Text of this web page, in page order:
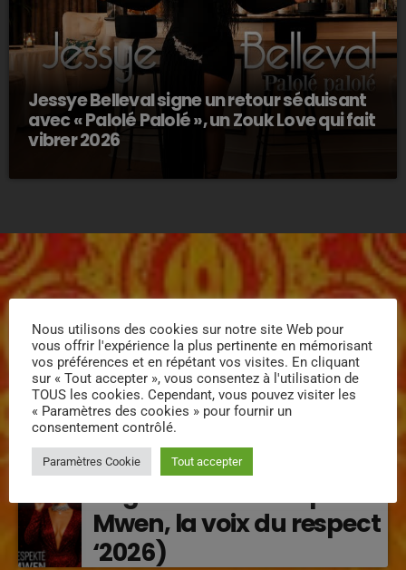
Jessye Belleval signe un retour séduisant
avec « Palolé Palolé », un Zouk Love qui fait
vibrer 2026
ÉPISODES DE PODCAST
MISSYAL – Lanmou
Enposib : une nouvelle
voix caribéenne qui
transforme les émotions
en musique (2026)
Régine Narou : Respekte
Mwen, la voix du respect
‘2026)
Nous utilisons des cookies sur notre site Web pour
vous offrir l'expérience la plus pertinente en mémorisant
vos préférences et en répétant vos visites. En cliquant
sur « Tout accepter », vous consentez à l'utilisation de
TOUS les cookies. Cependant, vous pouvez visiter les
« Paramètres des cookies » pour fournir un
consentement contrôlé.
Paramètres Cookie Tout accepter